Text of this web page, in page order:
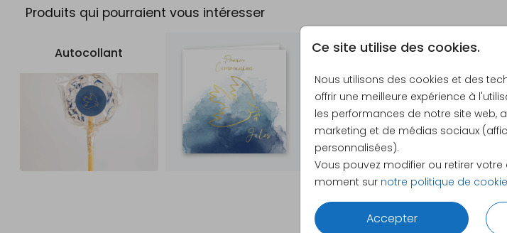
Ce site utilise des cookies.
Nous utilisons des cookies et des
offrir une meilleure expérience à
les performances de notre site web,
marketing et de médias sociaux
personnalisées).
Vous pouvez modifier ou retirer
moment sur notre politique de
Accepter
Produits qui pourraient vous intéresser
Autocollant